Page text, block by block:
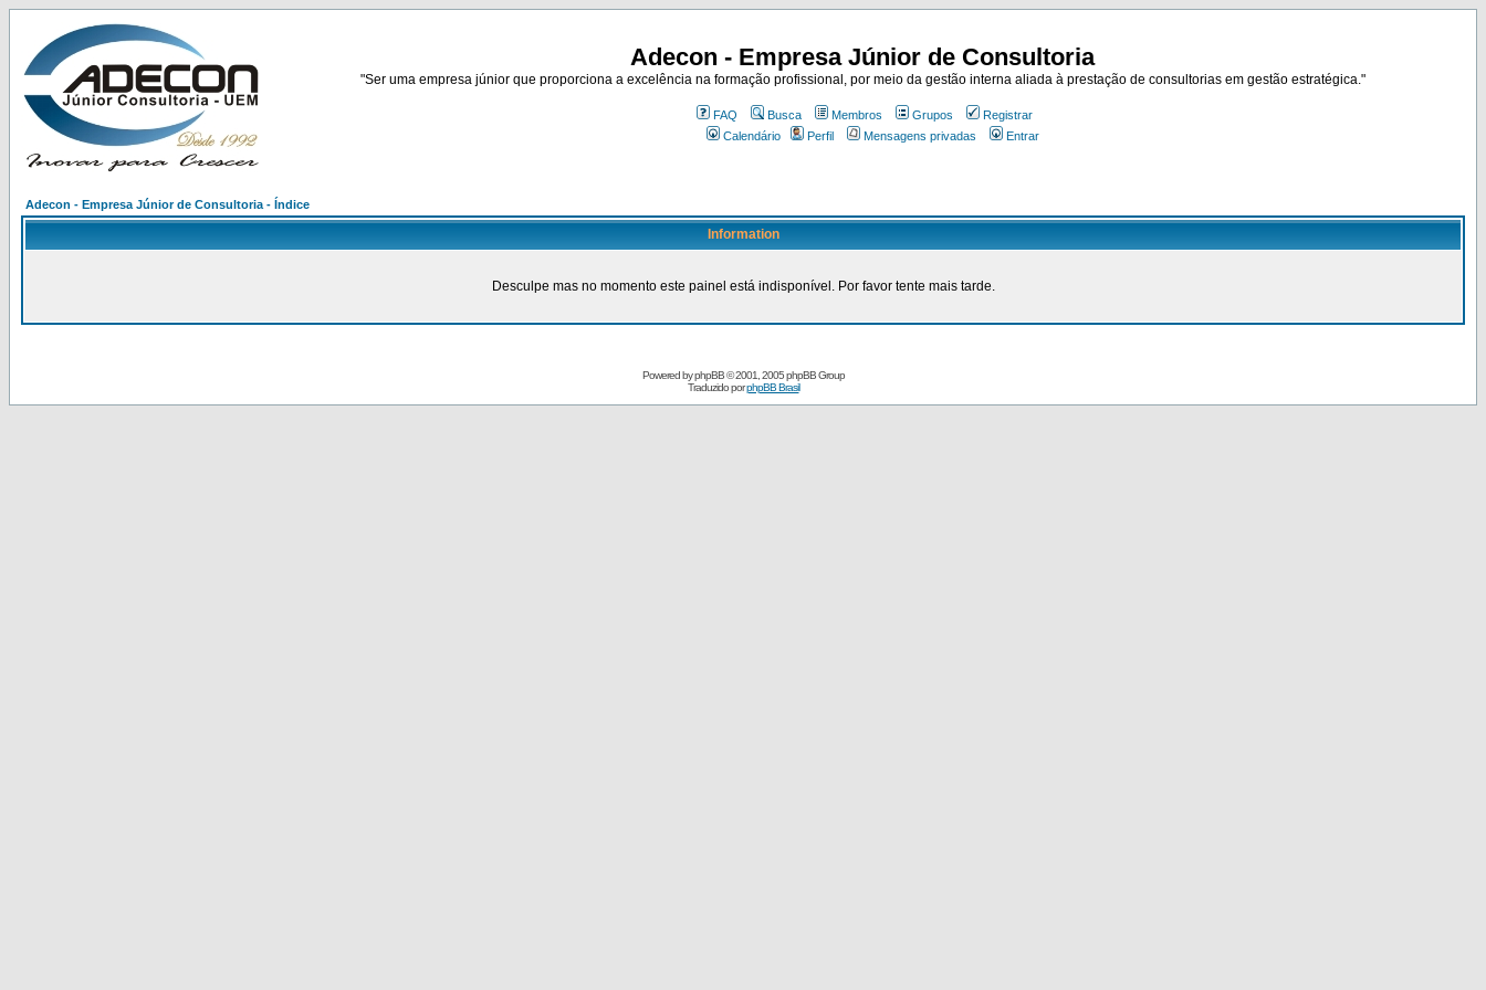
Adecon - Empresa Júnior de Consultoria
"Ser uma empresa júnior que proporciona a excelência na formação profissional, por meio da gestão interna aliada à prestação de consultorias em gestão estratégica."
FAQ Busca Membros Grupos
Registrar
Calendário
Perfil Mensagens privadas Entrar
Adecon - Empresa Júnior de Consultoria - Índice
Information
Desculpe mas no momento este painel está indisponível. Por favor tente mais tarde.
Powered byphpBB© 2001, 2005 phpBB Group
Traduzido porphpBB Brasil